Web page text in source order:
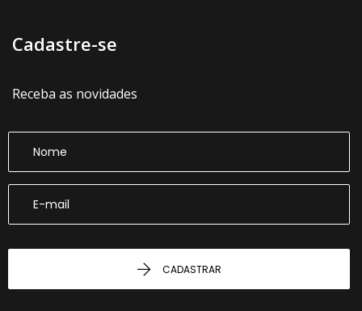
Cadastre-se
Receba as novidades
CADASTRAR